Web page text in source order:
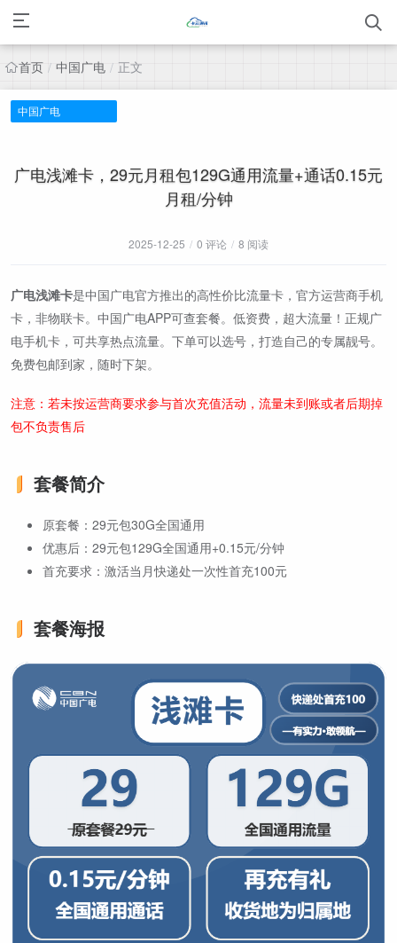
首页 / 中国广电 / 正文
中国广电
广电浅滩卡，29元月租包129G通用流量+通话0.15元
月租/分钟
2025-12-25 / 0 评论 / 8 阅读
广电浅滩卡是中国广电官方推出的高性价比流量卡，官方运营商手机
卡，非物联卡。中国广电APP可查套餐。低资费，超大流量！正规广
电手机卡，可共享热点流量。下单可以选号，打造自己的专属靓号。
免费包邮到家，随时下架。
注意：若未按运营商要求参与首次充值活动，流量未到账或者后期掉
包不负责售后
套餐简介
原套餐：29元包30G全国通用
优惠后：29元包129G全国通用+0.15元/分钟
首充要求：激活当月快递处一次性首充100元
套餐海报